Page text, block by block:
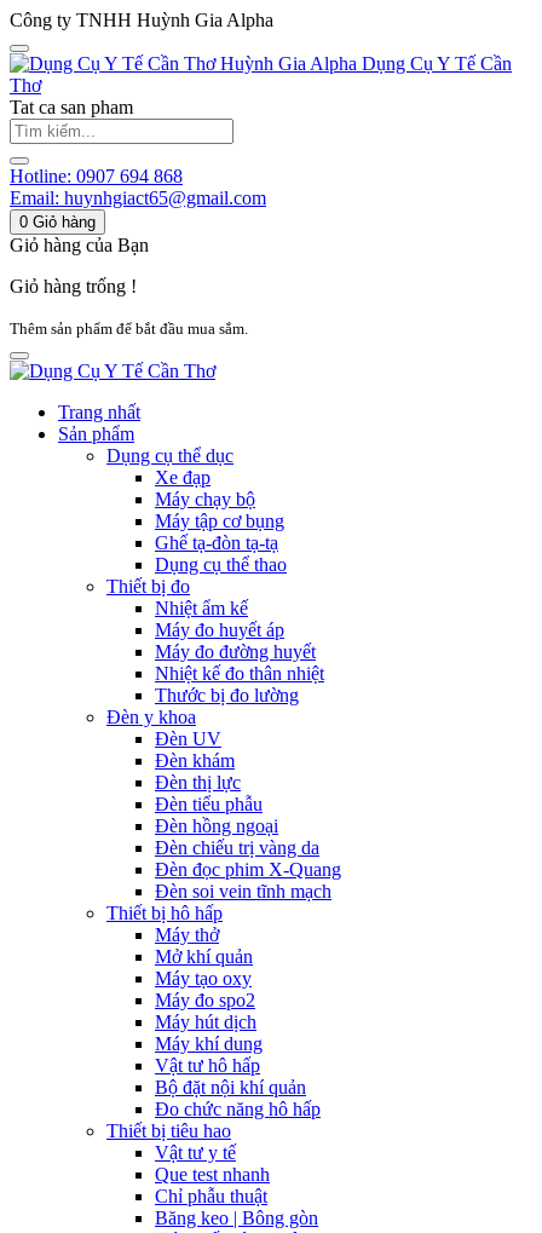
Công ty TNHH Huỳnh Gia Alpha
Huỳnh Gia Alpha Dụng Cụ Y Tế Cần
Thơ
Tat ca san pham
Hotline: 0907 694 868
Email: huynhgiact65@gmail.com
0 Giỏ hàng
Giỏ hàng của Bạn
Giỏ hàng trống !
Thêm sản phẩm để bắt đầu mua sắm.
Trang nhất
Sản phẩm
Dụng cụ thể dục
Xe đạp
Máy chạy bộ
Máy tập cơ bụng
Ghế tạ-đòn tạ-tạ
Dụng cụ thể thao
Thiết bị đo
Nhiệt ẩm kế
Máy đo huyết áp
Máy đo đường huyết
Nhiệt kế đo thân nhiệt
Thước bị đo lường
Đèn y khoa
Đèn UV
Đèn khám
Đèn thị lực
Đèn tiểu phẫu
Đèn hồng ngoại
Đèn chiếu trị vàng da
Đèn đọc phim X-Quang
Đèn soi vein tĩnh mạch
Thiết bị hô hấp
Máy thở
Mở khí quản
Máy tạo oxy
Máy đo spo2
Máy hút dịch
Máy khí dung
Vật tư hô hấp
Bộ đặt nội khí quản
Đo chức năng hô hấp
Thiết bị tiêu hao
Vật tư y tế
Que test nhanh
Chỉ phẫu thuật
Băng keo | Bông gòn